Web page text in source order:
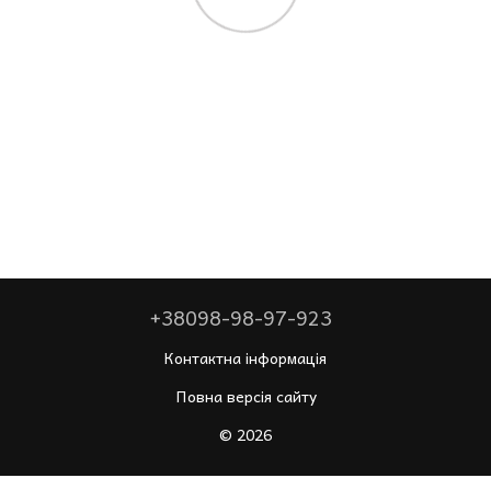
+38098-98-97-923
Контактна інформація
Повна версія сайту
© 2026